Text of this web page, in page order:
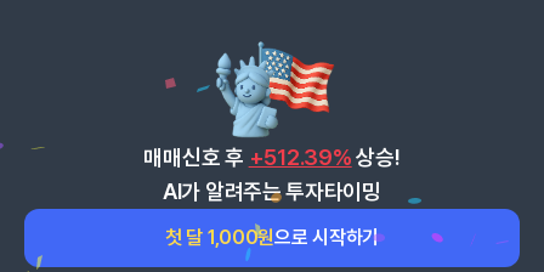
매매신호 후 +512.39% 상승!
AI가 알려주는 투자타이밍
첫 달 1,000원으로 시작하기